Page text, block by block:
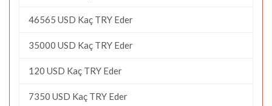
46565 USD Kaç TRY Eder
35000 USD Kaç TRY Eder
120 USD Kaç TRY Eder
7350 USD Kaç TRY Eder